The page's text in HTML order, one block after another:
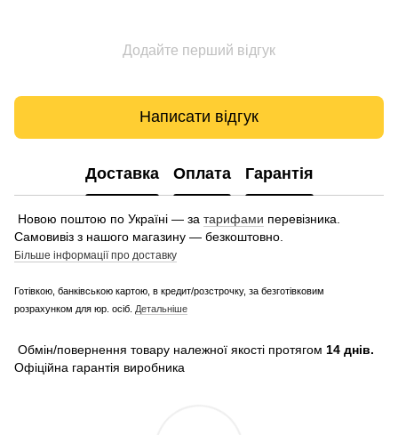
Додайте перший відгук
Написати відгук
Доставка Оплата Гарантія
Новою поштою по Україні — за тарифами перевізника.
Самовивіз з нашого магазину — безкоштовно.
Більше інформації про доставку
Готівкою, банківською картою, в кредит/розстрочку, за безготівковим
розрахунком для юр. осіб. Детальніше
Обмін/повернення товару належної якості протягом 14 днів.
Офіційна гарантія виробника